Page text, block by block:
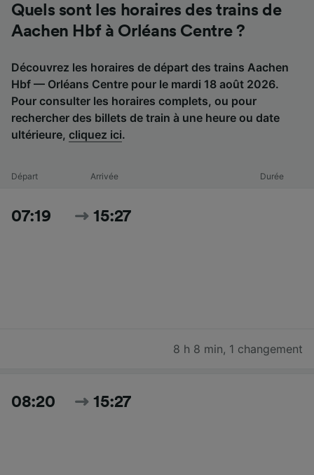
Quels sont les horaires des trains de
Aachen Hbf à Orléans Centre ?
Découvrez les horaires de départ des trains Aachen
Hbf — Orléans Centre pour le mardi 18 août 2026.
Pour consulter les horaires complets, ou pour
rechercher des billets de train à une heure ou date
ultérieure, cliquez ici.
Départ Arrivée Durée
07:19 15:27
8 h 8 min, 1 changement
08:20 15:27